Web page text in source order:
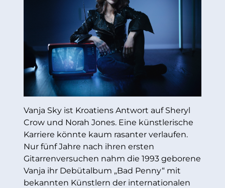
Vanja Sky ist Kroatiens Antwort auf Sheryl
Crow und Norah Jones. Eine künstlerische
Karriere könnte kaum rasanter verlaufen.
Nur fünf Jahre nach ihren ersten
Gitarrenversuchen nahm die 1993 geborene
Vanja ihr Debütalbum „Bad Penny“ mit
bekannten Künstlern der internationalen